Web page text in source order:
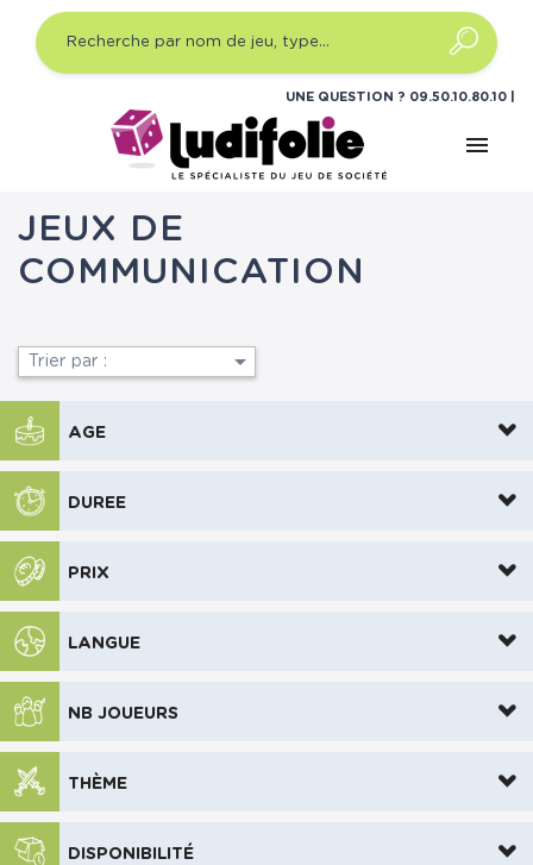
UNE QUESTION ? 09.50.10.80.10
menu
Jeux d'ambiance Quel type ?
Jeux de
JEUX DE
COMMUNICATION
Trier par : 
AGE
DUREE
PRIX
LANGUE
NB JOUEURS
THÈME
DISPONIBILITÉ